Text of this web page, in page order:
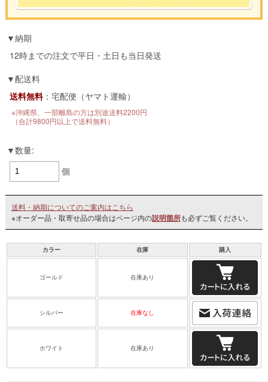
LINEのアカウントを使って簡単に会員登録＆ログインすることも可能です。
納期
12時までの注文で平日・土日も当日発送
配送料
送料無料：宅配便（ヤマト運輸）
※沖縄県、一部離島の方は別途送料2200円
（合計9800円以上で送料無料）
数量:
個
送料・納期についてのご案内はこちら
※オーダー品・取寄せ品の場合はページ内の説明箇所も必ずご覧ください。
カラー 在庫 購入
ゴールド 在庫あり
シルバー 在庫なし
ホワイト 在庫あり